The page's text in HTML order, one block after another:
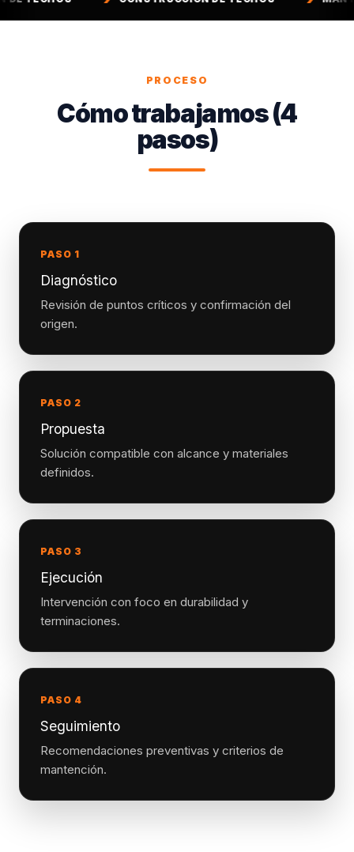
PROCESO
Cómo trabajamos (4
pasos)
PASO 1
Diagnóstico
Revisión de puntos críticos y confirmación del
origen.
PASO 2
Propuesta
Solución compatible con alcance y materiales
definidos.
PASO 3
Ejecución
Intervención con foco en durabilidad y
terminaciones.
PASO 4
Seguimiento
Recomendaciones preventivas y criterios de
mantención.